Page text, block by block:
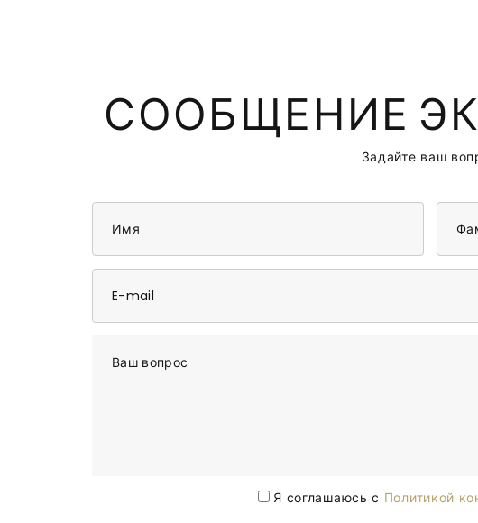
СООБЩЕНИЕ
Задайте ваш
Имя
E-mail
Ваш вопрос
Я соглашаюсь с Политикой